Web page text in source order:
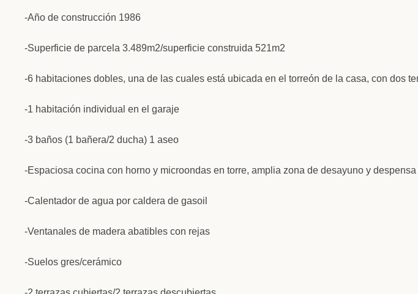
-Año de construcción 1986
-Superficie de parcela 3.489m2/superficie construida 521m2
-6 habitaciones dobles, una de las cuales está ubicada en el torreón de la casa, con dos
-1 habitación individual en el garaje
-3 baños (1 bañera/2 ducha) 1 aseo
-Espaciosa cocina con horno y microondas en torre, amplia zona de desayuno y despensa
-Calentador de agua por caldera de gasoil
-Ventanales de madera abatibles con rejas
-Suelos gres/cerámico